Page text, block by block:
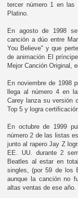
tercer número 1 en las
Platino.
En agosto de 1998
canción a dúo entre
You Believe" y que
de animación El
Mejor Canción Original,
En noviembre de 1998
llega al número 4 en
Carey lanza su versión
Top 5 y logra
En octubre de 1999
número 2 de las listas
junto al rapero Jay Z
EE. UU. durante 2
Beatles al estar en
singles, (por 59 de los
aunque la canción no
altas ventas de ese año.